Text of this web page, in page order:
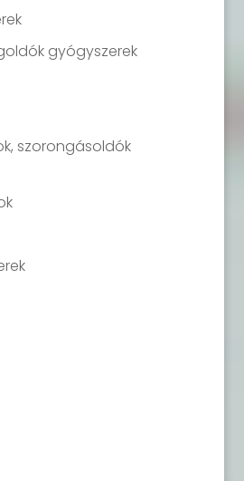
gyógyszerek
szorongásoldók